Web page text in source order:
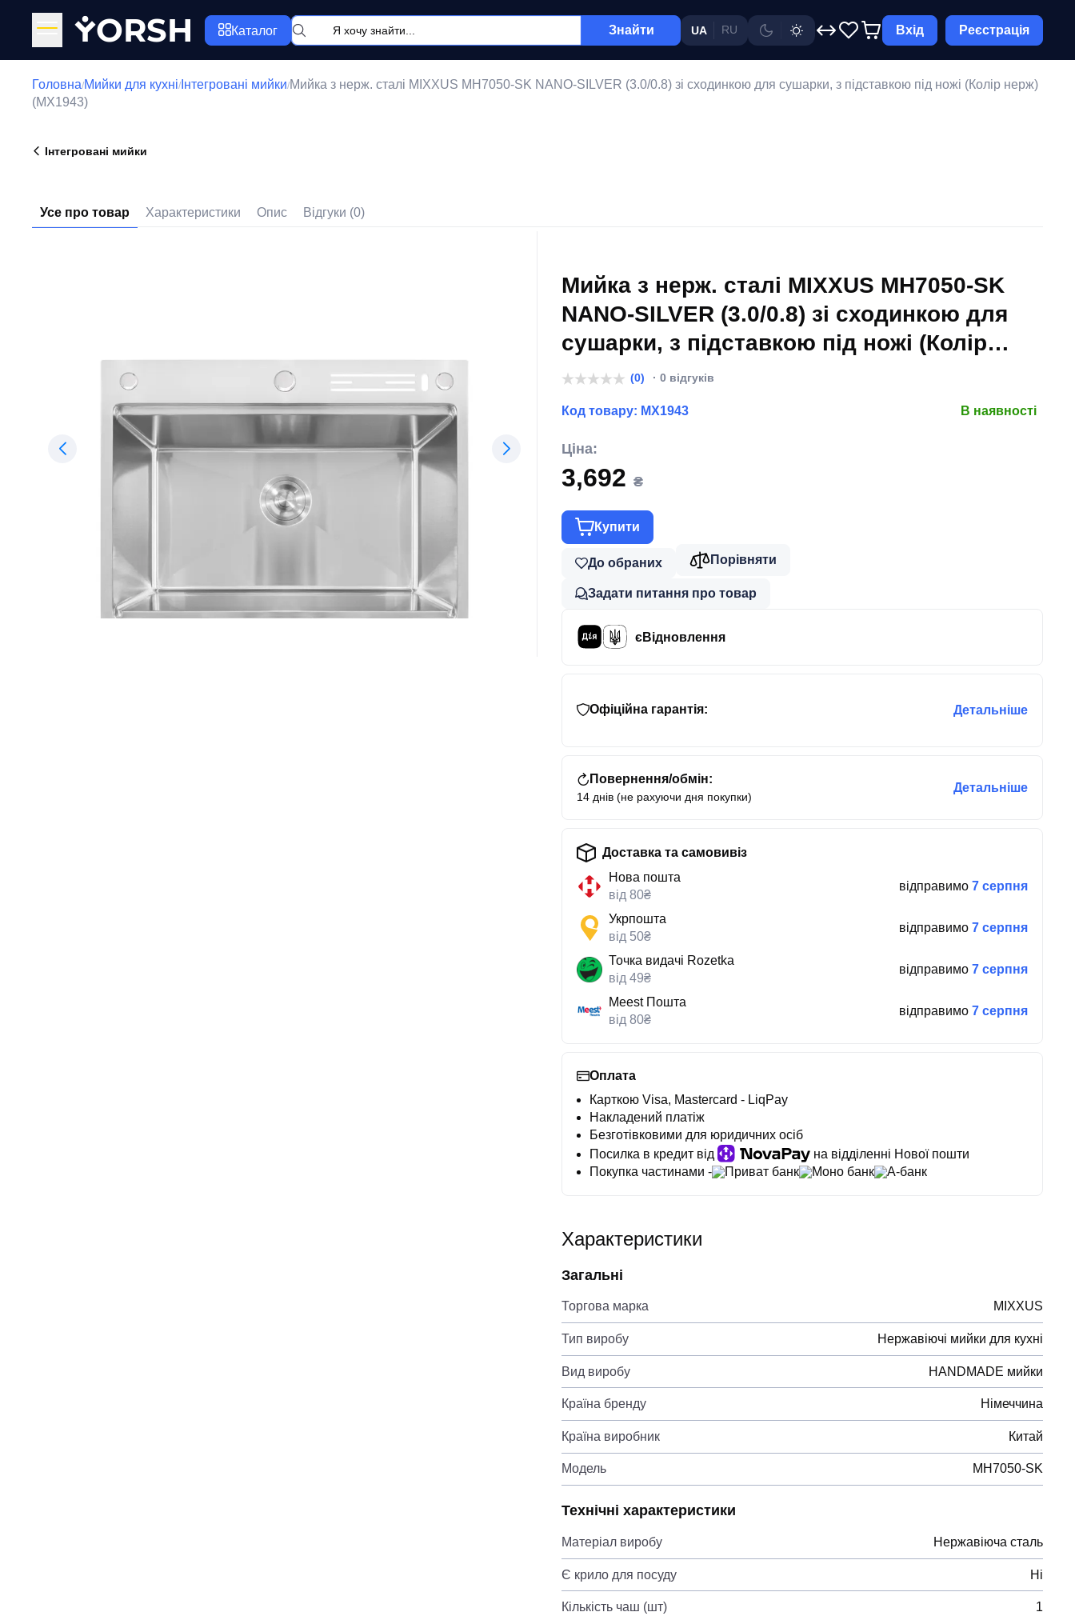
YORSH Каталог Знайти UA RU Вхід Реєстрація
Головна/Мийки для кухні/ Інтегровані мийки/Мийка з нерж. сталі MIXXUS MH7050-SK NANO-SILVER (3.0/0.8) зі сходинкою для сушарки, з підставкою під ножі (Колір нерж)
(MX1943)
Інтегровані мийки
Усе про товар Характеристики Опис Відгуки (0)
Мийка з нерж. сталі MIXXUS MH7050-SK
NANO-SILVER (3.0/0.8) зі сходинкою для
сушарки, з підставкою під ножі (Колір
нерж) (MX1943)
(0) · 0 відгуків
Код товару: MX1943 В наявності
Ціна:
3,692 ₴
Купити
До обраних Порівняти
Задати питання про товар
єВідновлення
Офіційна гарантія: Детальніше
Повернення/обмін:
14 днів (не рахуючи дня покупки)
Детальніше
Доставка та самовивіз
Нова пошта
від 80₴
відправимо 7 серпня
Укрпошта
від 50₴
відправимо 7 серпня
Точка видачі Rozetka
від 49₴
відправимо 7 серпня
Meest Пошта
від 80₴
відправимо 7 серпня
Оплата
Карткою Visa, Mastercard - LiqPay
Накладений платіж
Безготівковими для юридичних осіб
Посилка в кредит від
на відділенні Нової пошти
Покупка частинами -
Приват банк Моно банк А-банк
Характеристики
Загальні
Торгова марка MIXXUS
Тип виробу Нержавіючі мийки для кухні
Вид виробу HANDMADE мийки
Країна бренду Німеччина
Країна виробник Китай
Модель MH7050-SK
Технічні характеристики
Матеріал виробу Нержавіюча сталь
Є крило для посуду Ні
Кількість чаш (шт) 1